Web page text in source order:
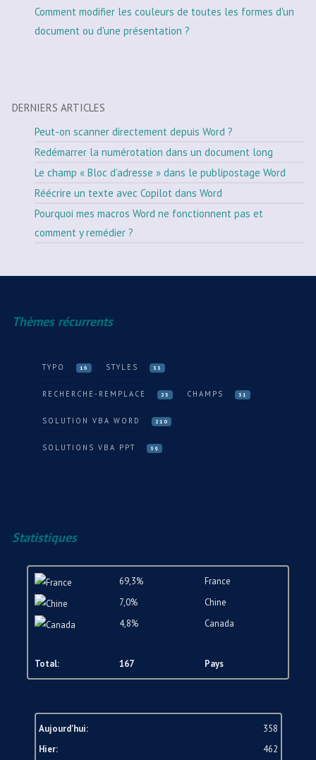
Comment modifier les couleurs de toutes les formes d'un
document ou d'une présentation ?
DERNIERS ARTICLES
Peut-on scanner directement depuis Word ?
Redémarrer la numérotation dans un document long
Le champ « Bloc d’adresse » dans le publipostage Word
Réécrire un texte avec Copilot dans Word
Pourquoi mes macros Word ne fonctionnent pas et
comment y remédier ?
Thèmes récurrents
TYPO 16 STYLES 33
RECHERCHE-REMPLACE 25 CHAMPS 31
SOLUTION VBA WORD 210
SOLUTIONS VBA PPT 39
Statistiques
69,3%
France
7,0%
Chine
4,8%
Canada
Total: 167 Pays
Aujourd'hui:
358
Hier:
462